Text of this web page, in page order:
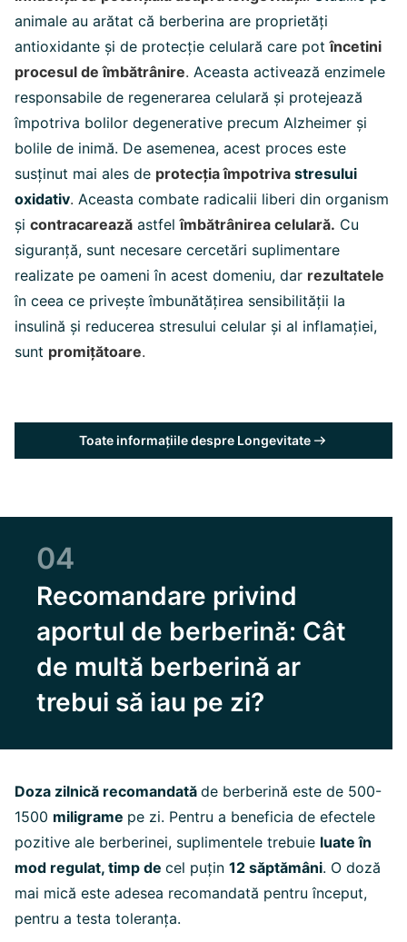
animale au arătat că berberina are proprietăți
antioxidante și de protecție celulară care potîncetini
procesul de îmbătrânire. Aceasta activează enzimele
responsabile de regenerarea celulară și protejează
împotriva bolilor degenerative precum Alzheimer și
bolile de inimă. De asemenea, acest proces este
susținut mai ales de protecția împotriva stresului
oxidativ. Aceasta combate radicalii liberi din organism
și contracarează astfel îmbătrânirea celulară. Cu
siguranță, sunt necesare cercetări suplimentare
realizate pe oameni în acest domeniu, dar rezultatele
în ceea ce privește îmbunătățirea sensibilității la
insulină și reducerea stresului celular și al inflamației,
sunt promițătoare.
Toate informațiile despre Longevitate
04
Recomandare privind
aportul de berberină: Cât
de multă berberină ar
trebui să iau pe zi?
Doza zilnică recomandată de berberină este de 500-
1500 miligrame pe zi. Pentru a beneficia de efectele
pozitive ale berberinei, suplimentele trebuie luate în
mod regulat, timp de cel puțin 12 săptămâni. O doză
mai mică este adesea recomandată pentru început,
pentru a testa toleranța.